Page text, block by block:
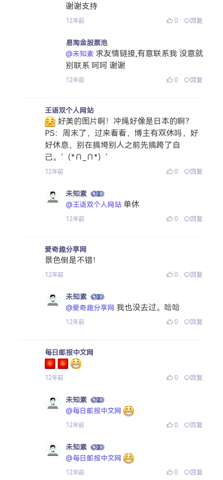
谢谢支持
12年前 0 回复
易淘金股票池
@未知素 求友情链接,有意联系我 没意就
别联系 呵呵 谢谢
12年前 0 回复
王语双个人网站
好美的图片啊！冲绳好像是日本的啊？
PS：周末了，过来看看，博主有双休吗，好
好休息，别在搞垮别人之前先搞跨了自
己。‘（*∩_∩*）′
12年前 0 回复
未知素
@王语双个人网站 单休
12年前 0 回复
爱奇趣分享网
景色倒是不错！
12年前 0 回复
未知素
@爱奇趣分享网 我也没去过。哈哈
12年前 0 回复
每日邮报中文网
12年前 0 回复
未知素
@每日邮报中文网
12年前 0 回复
未知素
@每日邮报中文网
12年前 0 回复